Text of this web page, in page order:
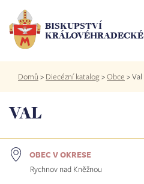
hlavnímu
obsahu
BISKUPSTVÍ
KRÁLOVÉHRADECKÉ
Drobečková
navigace
Domů > Diecézní katalog>Obce >Val
VAL
OBEC V OKRESE
Rychnov nad Kněžnou